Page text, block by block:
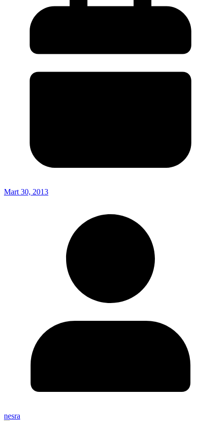
Mart 30, 2013
nesra